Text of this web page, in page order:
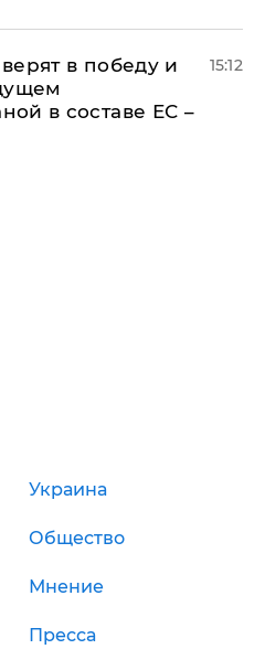
в победу и
в составе ЕС –
15:12
Украина
Общество
Мнение
Пресса